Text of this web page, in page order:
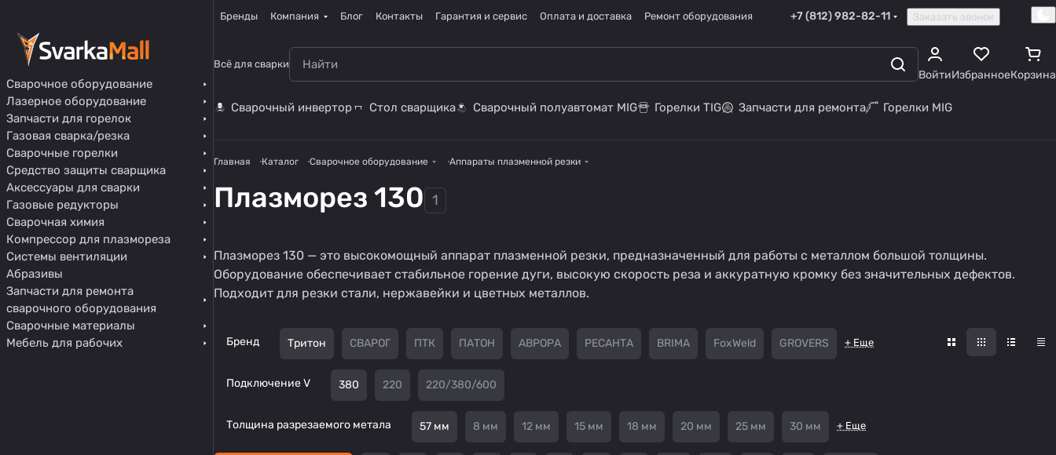
Бренды Компания Блог Контакты Гарантия и сервис Оплата и доставка Ремонт оборудования +7 (812) 982-82-11 Заказать звонок
Всё для сварки
ВойтиИзбранноеКорзина
Сварочный инвертор Стол сварщика Сварочный полуавтомат MIG Горелки TIG Запчасти для ремонта Горелки MIG
Главная Каталог Сварочное оборудование Аппараты плазменной резки
Плазморез 130 1
Плазморез 130 — это высокомощный аппарат плазменной резки, предназначенный для работы с металлом большой толщины.
Оборудование обеспечивает стабильное горение дуги, высокую скорость реза и аккуратную кромку без значительных дефектов.
Подходит для резки стали, нержавейки и цветных металлов.
Бренд Тритон СВАРОГ ПТК ПАТОН АВРОРА РЕСАНТА BRIMA FoxWeld GROVERS + Еще
Подключение V 380 220 220/380/600
Толщина разрезаемого метала 57 мм 8 мм 12 мм 15 мм 18 мм 20 мм 25 мм 30 мм + Еще
Сварочное оборудование
Лазерное оборудование
Запчасти для горелок
Газовая сварка/резка
Сварочные горелки
Средство защиты сварщика
Аксессуары для сварки
Газовые редукторы
Сварочная химия
Компрессор для плазмореза
Системы вентиляции
Абразивы
Запчасти для ремонта
сварочного оборудования
Сварочные материалы
Мебель для рабочих